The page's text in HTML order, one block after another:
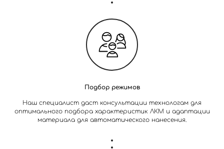
Подбор режимов
Наш специалист даст консультации технологам для
оптимального подбора характеристик ЛКМ и адаптации
материала для автоматического нанесения.